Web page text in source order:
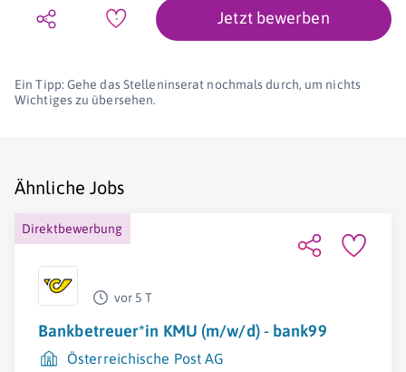
Jetzt bewerben
Ein Tipp: Gehe das Stelleninserat nochmals durch, um nichts
Wichtiges zu übersehen.
Ähnliche Jobs
Direktbewerbung
vor 5 T
Bankbetreuer*in KMU (m/w/d) - bank99
Österreichische Post AG